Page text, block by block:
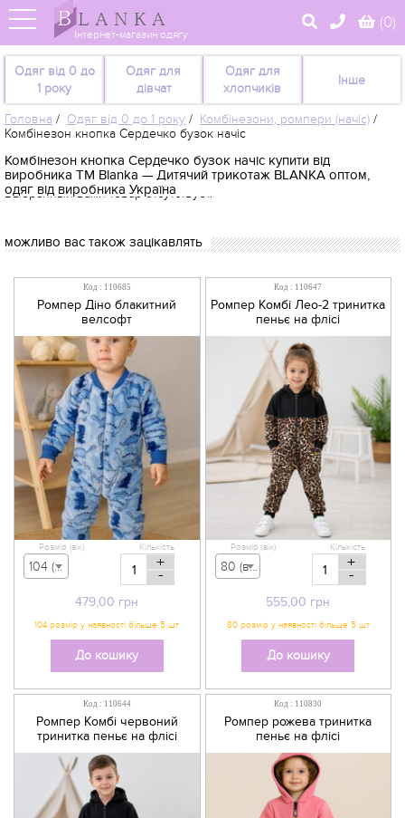
Інтернет-магазин одягу
(0)
Одяг від 0 до
1 року
Одяг для
дівчат
Одяг для
хлопчиків
Інше
Головна / Одяг від 0 до 1 року / Комбінезони, ромпери (начіс) /
Комбінезон кнопка Сердечко бузок начіс
Комбінезон кнопка Сердечко бузок начіс купити від
виробника TM Blanka — Дитячий трикотаж BLANKA оптом,
одяг від виробника Україна
Выбранный вами товар отсутствует.
можливо вас також зацікавлять
Код : 110685
Ромпер Діно блакитний
велсофт
479,00 грн
Розмір (вік)
104 (вік 3-4 р) - 479,00 грн
Кількість
+
-
До кошику
Код : 110647
Ромпер Комбі Лео-2 тринитка
пеньє на флісі
555,00 грн
Розмір (вік)
80 (вік 9-12 міс) - 555,00 грн
Кількість
+
-
До кошику
Код : 110644
Ромпер Комбі червоний
тринитка пеньє на флісі
Код : 110830
Ромпер рожева тринитка
пеньє на флісі